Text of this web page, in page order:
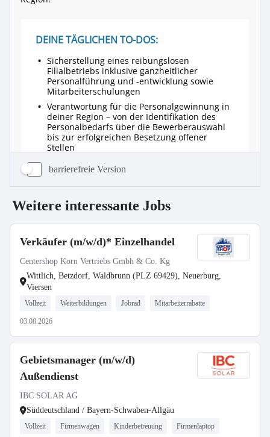
barrierefreie Version
Weitere interessante Jobs
Verkäufer (m/w/d)* Einzelhandel
Centershop Korn Vertriebs Gmbh & Co. Kg
Wittlich, Betzdorf, Waldbrunn (PLZ 69429), Neuerburg,
Viersen
Vollzeit Weiterbildungen Jobrad Mitarbeiterrabatte
03.08.2026
Gebietsmanager (m/w/d)
Außendienst
IBC SOLAR AG
Süddeutschland / Bayern-Schwaben-Allgäu
Vollzeit Firmenwagen Kinderbetreuung Firmenlaptop